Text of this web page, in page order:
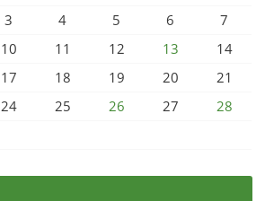
3 4 5 6
7
10 11 12 13
14
17 18 19 20
21
24 25 26 27
28